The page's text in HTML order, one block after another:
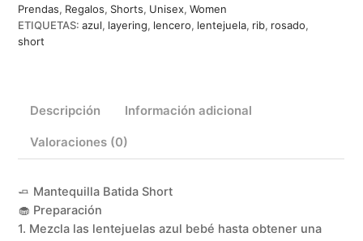
Prendas, Regalos, Shorts, Unisex,Women
ETIQUETAS:azul, layering, lencero, lentejuela, rib, rosado,
short
Descripción Información adicional
Valoraciones (0)
🧈 Mantequilla Batida Short
🧁 Preparación
1. Mezcla las lentejuelas azul bebé hasta obtener una